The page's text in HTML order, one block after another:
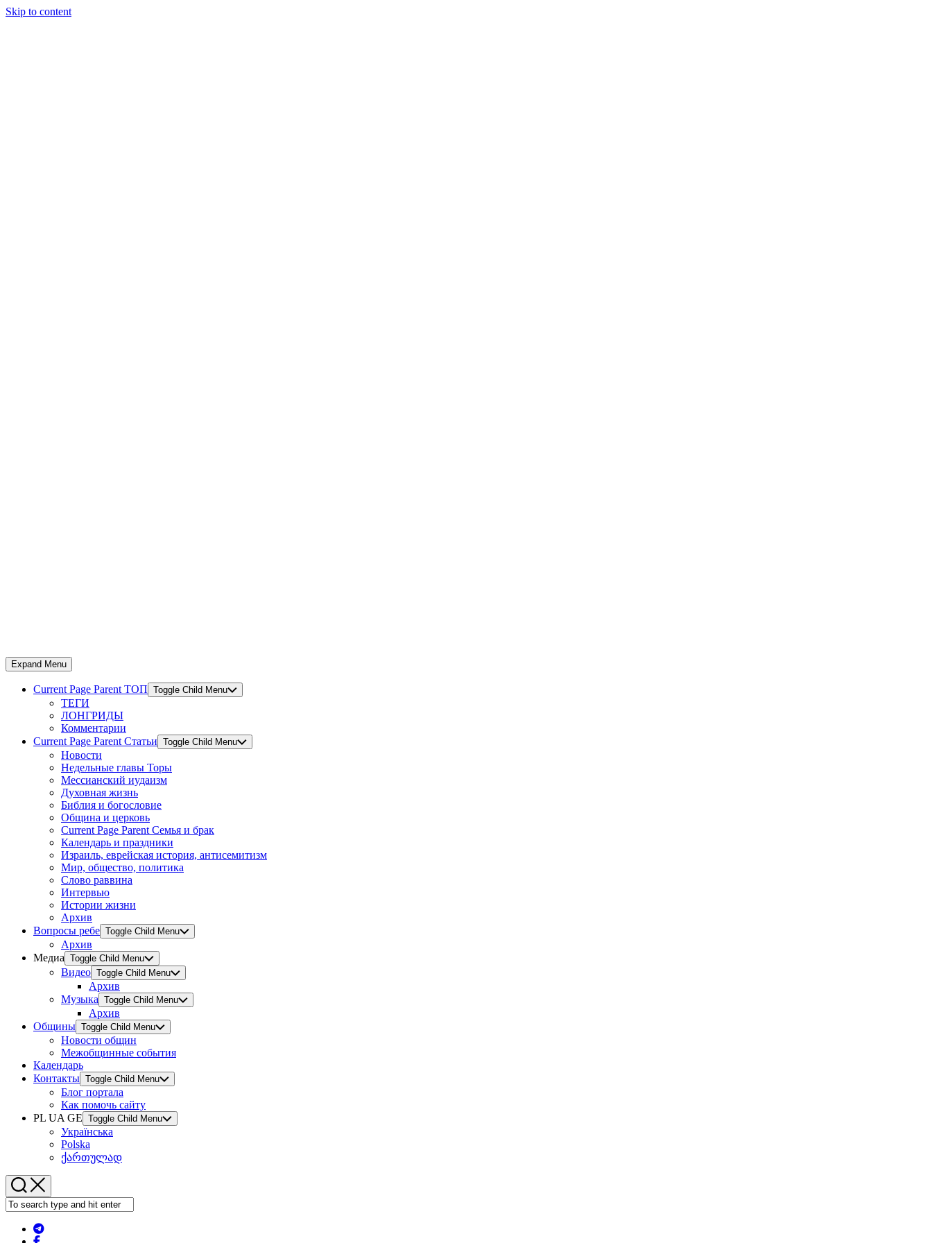
Skip to content
Expand Menu
Current Page Parent ТОП Toggle Child Menu
ТЕГИ
ЛОНГРИДЫ
Комментарии
Current Page Parent Статьи Toggle Child Menu
Новости
Недельные главы Торы
Мессианский иудаизм
Духовная жизнь
Библия и богословие
Община и церковь
Current Page Parent Семья и брак
Календарь и праздники
Израиль, еврейская история, антисемитизм
Мир, общество, политика
Слово раввина
Интервью
Истории жизни
Архив
Вопросы ребе Toggle Child Menu
Архив
Медиа Toggle Child Menu
Видео Toggle Child Menu
Архив
Музыка Toggle Child Menu
Архив
Общины Toggle Child Menu
Новости общин
Межобщинные события
Календарь
Контакты Toggle Child Menu
Блог портала
Как помочь сайту
PL UA GE Toggle Child Menu
Українська
Polska
ქართულად